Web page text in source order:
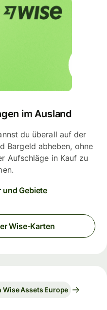
im Ausland
du überall auf der
Bargeld abheben, ohne
Aufschläge in Kauf zu
und Gebiete
Wise-Karten
Wise Assets Europe